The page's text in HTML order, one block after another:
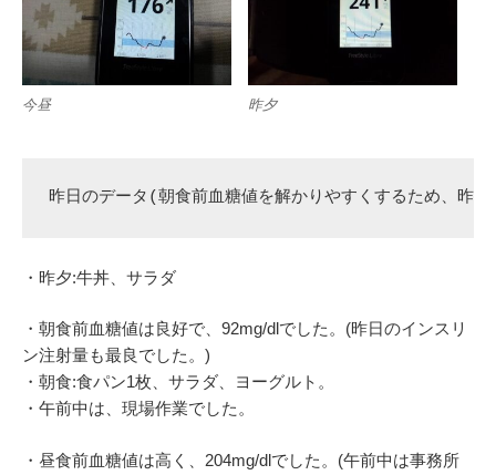
今昼 昨夕
昨日のデータ(朝食前血糖値を解かりやすくするため、昨
・昨夕:牛丼、サラダ
・朝食前血糖値は良好で、92mg/dlでした。(昨日のインスリ
ン注射量も最良でした。)
・朝食:食パン1枚、サラダ、ヨーグルト。
・午前中は、現場作業でした。
・昼食前血糖値は高く、204mg/dlでした。(午前中は事務所